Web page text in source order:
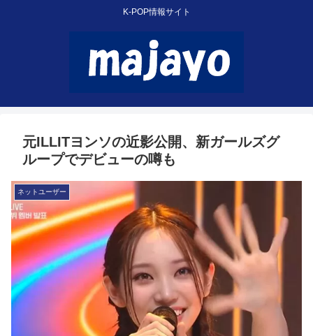
K-POP情報サイト
元ILLITヨンソの近影公開、新ガールズグ
ループでデビューの噂も
ネットユーザー